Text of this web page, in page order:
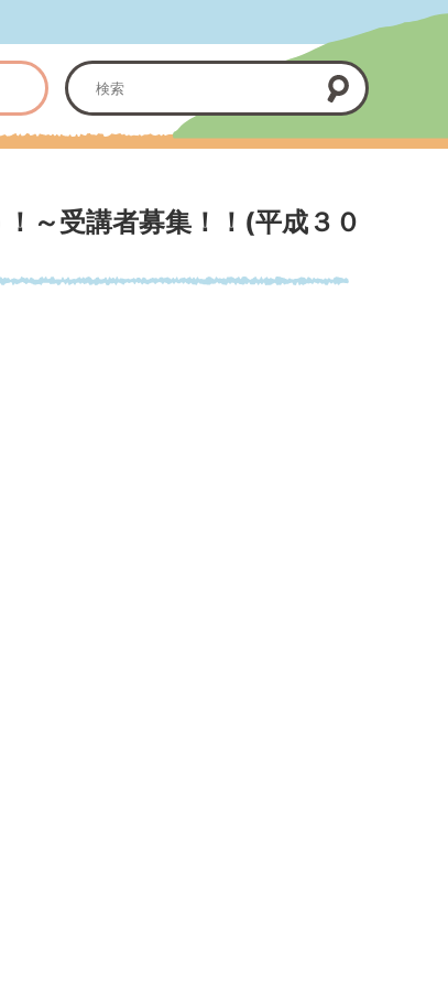
～受講者募集！！(平成３０